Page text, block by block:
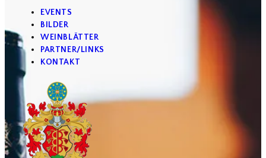
EVENTS
BILDER
WEINBLÄTTER
PARTNER/LINKS
KONTAKT